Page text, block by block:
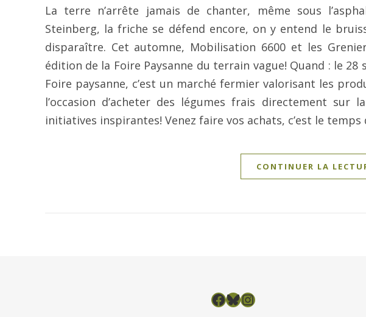
La terre n’arrête jamais de chanter, même sous
Steinberg, la friche se défend encore, on y entend le
disparaître. Cet automne, Mobilisation 6600 et les
édition de la Foire Paysanne du terrain vague! Quand : le
Foire paysanne, c’est un marché fermier valorisant les
l’occasion d’acheter des légumes frais directement
initiatives inspirantes! Venez faire vos achats, c’est le
CONTINUER LA
Facebook
BlueskyInstagram